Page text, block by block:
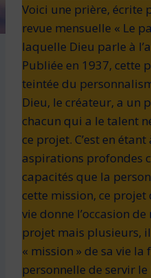
Voici une prière, écrite
revue mensuelle « Le
laquelle Dieu parle à
Publiée en 1937, cette
teintée du
Dieu, le créateur, a un
chacun qui a le talent
ce projet. C’est en étant
aspirations profondes
capacités que la
cette mission, ce projet
vie donne l’occasion
projet mais plusieurs,
« mission » de sa vie
personnelle de servir